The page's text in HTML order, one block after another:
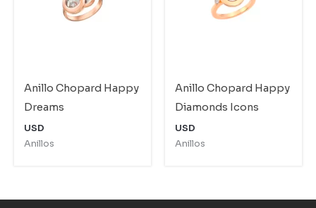
Anillo Chopard Happy
Dreams
USD
Anillos
Anillo Chopard Happy
Diamonds Icons
USD
Anillos